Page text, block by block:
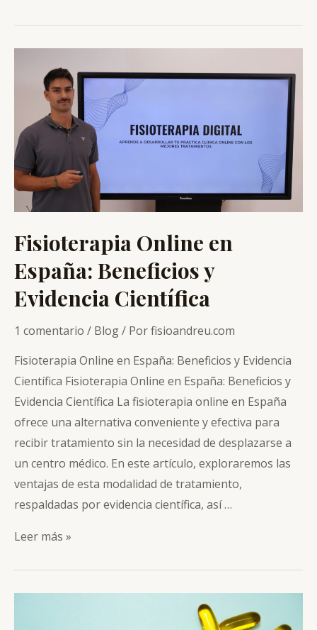
online
Fisioterapia Online en
España: Beneficios y
Evidencia Científica
1 comentario / Blog/ Porfisioandreu.com
Fisioterapia Online en España: Beneficios y Evidencia
Científica Fisioterapia Online en España: Beneficios y
Evidencia Científica La fisioterapia online en España
ofrece una alternativa conveniente y efectiva para
recibir tratamiento sin la necesidad de desplazarse a
un centro médico. En este artículo, exploraremos las
ventajas de esta modalidad de tratamiento,
respaldadas por evidencia científica, así …
Fisioterapia
España:
Leer más »